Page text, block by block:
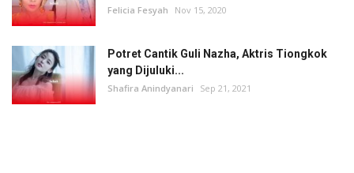
Felicia Fesyah Nov 15, 2020
Potret Cantik Guli Nazha, Aktris Tiongkok
yang Dijuluki...
Shafira Anindyanari Sep 21, 2021